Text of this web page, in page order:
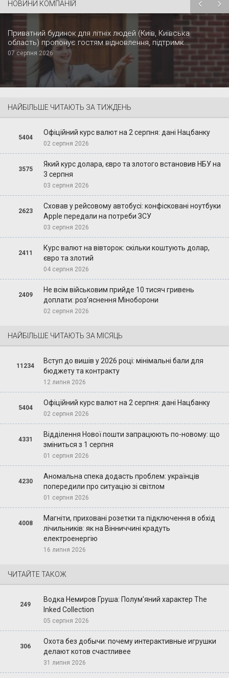
НОВИНИ КОМПАНІЙ
Приватний будинок для літніх людей (Київ, Київська
область) пропонує гостям відновлення, підтримк...
07 серпня 2026
НАЙБІЛЬШЕ ЧИТАЮТЬ ЗА ТИЖДЕНЬ
5404
Офіційний курс валют на 2 серпня: дані Нацбанку
02 серпня 2026
3575
Який курс долара, євро та злотого встановив НБУ на
3 серпня
03 серпня 2026
2623
Сховав у рейсовому автобусі: конфісковані ноутбуки
Apple передали на потреби ЗСУ
03 серпня 2026
2411
Курс валют на вівторок: скільки коштують долар,
євро та злотий
04 серпня 2026
2409
Не всім військовим прийде 10 тисяч гривень
доплати: роз’яснення Міноборони
02 серпня 2026
НАЙБІЛЬШЕ ЧИТАЮТЬ ЗА МІСЯЦЬ
11234
Вступ до вишів у 2026 році: мінімальні бали для
бюджету та контракту
12 липня 2026
5404
Офіційний курс валют на 2 серпня: дані Нацбанку
02 серпня 2026
4331
Відділення Нової пошти запрацюють по-новому: що
зміниться з 1 серпня
01 серпня 2026
4230
Аномальна спека додасть проблем: українців
попередили про ситуацію зі світлом
01 серпня 2026
4008
Магніти, приховані розетки та підключення в обхід
лічильників: як на Вінниччині крадуть
електроенергію
16 липня 2026
ЧИТАЙТЕ ТАКОЖ
249
Водка Немиров Груша: Полум'яний характер The
Inked Collection
05 серпня 2026
306
Охота без добычи: почему интерактивные игрушки
делают котов счастливее
31 липня 2026